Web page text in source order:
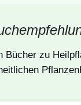
Bücher zu